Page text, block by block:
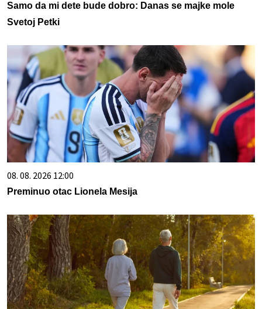
Samo da mi dete bude dobro: Danas se majke mole
Svetoj Petki
08. 08. 2026 12:00
Preminuo otac Lionela Mesija